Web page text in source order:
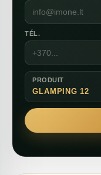
TÉL.
PRODUIT
GLAMPING 12